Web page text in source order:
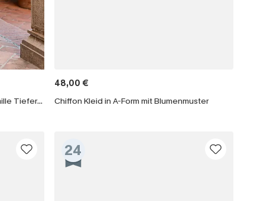
Blaues Langärmeliges Gesmokte Taille Tiefer Ausschnitt Maxikleid
48,00 €
Chiffon Kleid in A-Form mit Blumenmuster
24